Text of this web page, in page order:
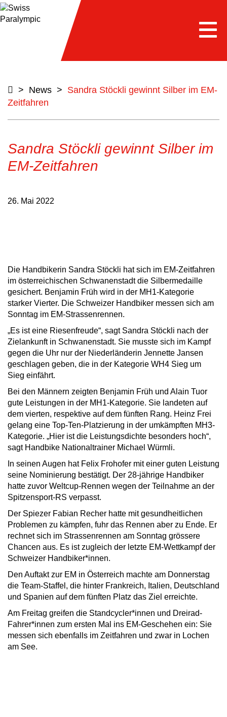
> News > Sandra Stöckli gewinnt Silber im EM-
Zeitfahren
Sandra Stöckli gewinnt Silber im
EM-Zeitfahren
26. Mai 2022
Die Handbikerin Sandra Stöckli hat sich im EM-Zeitfahren
im österreichischen Schwanenstadt die Silbermedaille
gesichert. Benjamin Früh wird in der MH1-Kategorie
starker Vierter. Die Schweizer Handbiker messen sich am
Sonntag im EM-Strassenrennen.
„Es ist eine Riesenfreude“, sagt Sandra Stöckli nach der
Zielankunft in Schwanenstadt. Sie musste sich im Kampf
gegen die Uhr nur der Niederländerin Jennette Jansen
geschlagen geben, die in der Kategorie WH4 Sieg um
Sieg einfährt.
Bei den Männern zeigten Benjamin Früh und Alain Tuor
gute Leistungen in der MH1-Kategorie. Sie landeten auf
dem vierten, respektive auf dem fünften Rang. Heinz Frei
gelang eine Top-Ten-Platzierung in der umkämpften MH3-
Kategorie. „Hier ist die Leistungsdichte besonders hoch“,
sagt Handbike Nationaltrainer Michael Würmli.
In seinen Augen hat Felix Frohofer mit einer guten Leistung
seine Nominierung bestätigt. Der 28-jährige Handbiker
hatte zuvor Weltcup-Rennen wegen der Teilnahme an der
Spitzensport-RS verpasst.
Der Spiezer Fabian Recher hatte mit gesundheitlichen
Problemen zu kämpfen, fuhr das Rennen aber zu Ende. Er
rechnet sich im Strassenrennen am Sonntag grössere
Chancen aus. Es ist zugleich der letzte EM-Wettkampf der
Schweizer Handbiker*innen.
Den Auftakt zur EM in Österreich machte am Donnerstag
die Team-Staffel, die hinter Frankreich, Italien, Deutschland
und Spanien auf dem fünften Platz das Ziel erreichte.
Am Freitag greifen die Standcycler*innen und Dreirad-
Fahrer*innen zum ersten Mal ins EM-Geschehen ein: Sie
messen sich ebenfalls im Zeitfahren und zwar in Lochen
am See.